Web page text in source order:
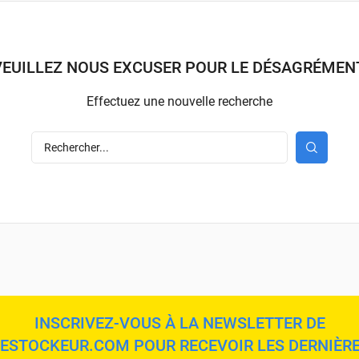
NOUS EXCUSER POUR LE
Effectuez une nouvelle recherche
INSCRIVEZ-VOUS À LA NEWSLETTER DE
POUR RECEVOIR LES